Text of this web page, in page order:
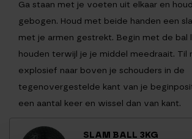
Ga staan met je voeten uit elkaar en
gebogen. Houd met beide handen een
met je armen gestrekt. Begin met de bal
houden terwijl je je middel meedraait. Til
explosief naar boven je schouders in de
tegenovergestelde kant van je
een aantal keer en wissel dan van kant.
SLAM BALL 3KG